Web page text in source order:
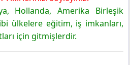
Ders Kitabı Sayfa 188 Cevapları
Hollanda, Amerika Birleşik
ülkelere eğitim, iş imkanları,
için gitmişlerdir.